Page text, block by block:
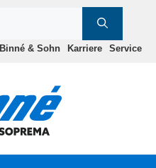
Binné & Sohn Karriere Service